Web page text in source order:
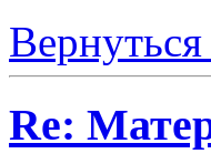
Re: